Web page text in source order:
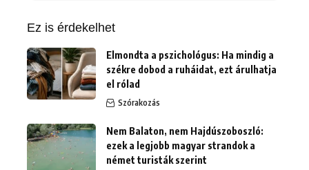
Ez is érdekelhet
Elmondta a pszichológus: Ha mindig a
székre dobod a ruháidat, ezt árulhatja
el rólad
Szórakozás
Nem Balaton, nem Hajdúszoboszló:
ezek a legjobb magyar strandok a
német turisták szerint